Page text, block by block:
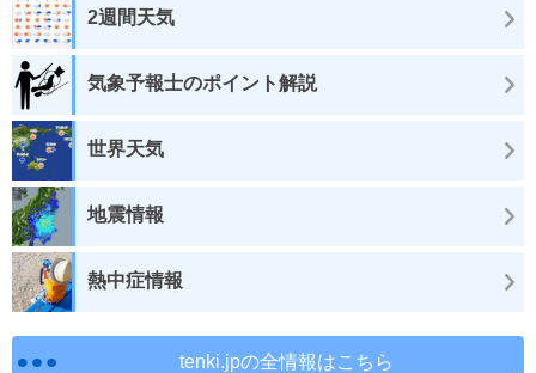
2週間天気
気象予報士のポイント解説
世界天気
地震情報
熱中症情報
tenki.jpの全情報はこちら